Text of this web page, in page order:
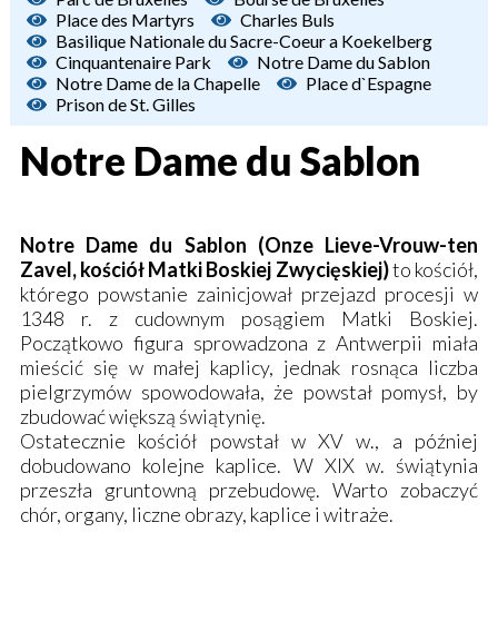
Place des Martyrs
Charles Buls
Basilique Nationale du Sacre-Coeur a Koekelberg
Cinquantenaire Park
Notre Dame du Sablon
Notre Dame de la Chapelle
Place d`Espagne
Prison de St. Gilles
Notre Dame du Sablon
Notre Dame du Sablon (Onze Lieve-Vrouw-ten
Zavel, kościół Matki Boskiej Zwycięskiej)to kościół,
którego powstanie zainicjował przejazd procesji w
1348 r. z cudownym posągiem Matki Boskiej.
Początkowo figura sprowadzona z Antwerpii miała
mieścić się w małej kaplicy, jednak rosnąca liczba
pielgrzymów spowodowała, że powstał pomysł, by
zbudować większą świątynię.
Ostatecznie kościół powstał w XV w., a później
dobudowano kolejne kaplice. W XIX w. świątynia
przeszła gruntowną przebudowę. Warto zobaczyć
chór, organy, liczne obrazy, kaplice i witraże.